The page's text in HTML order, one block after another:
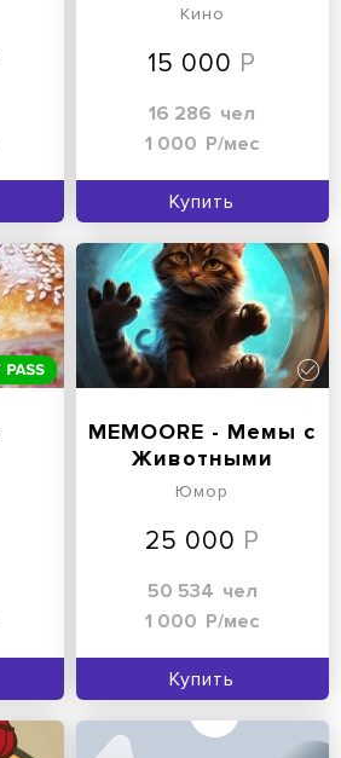
Stranger Things
Кино
15 000
16 286 чел
1 000 Р/мес
Купить
MEMOORE - Мемы с
Животными
Юмор
25 000
50 534 чел
1 000 Р/мес
Купить